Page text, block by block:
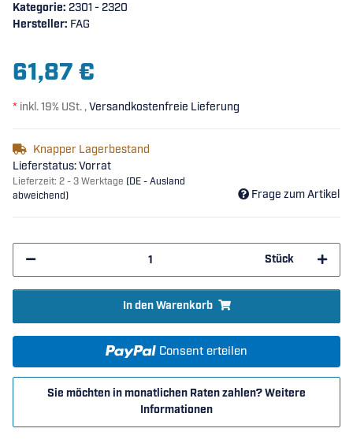
Kategorie: 2301 - 2320
Hersteller: FAG
61,87 €
* inkl. 19% USt. ,Versandkostenfreie Lieferung
Knapper Lagerbestand
Lieferstatus: Vorrat
Lieferzeit: 2 - 3 Werktage (DE - Ausland
abweichend)
Frage zum Artikel
Stück
In den Warenkorb
Consent erteilen
Sie möchten in monatlichen Raten zahlen?Weitere
Informationen